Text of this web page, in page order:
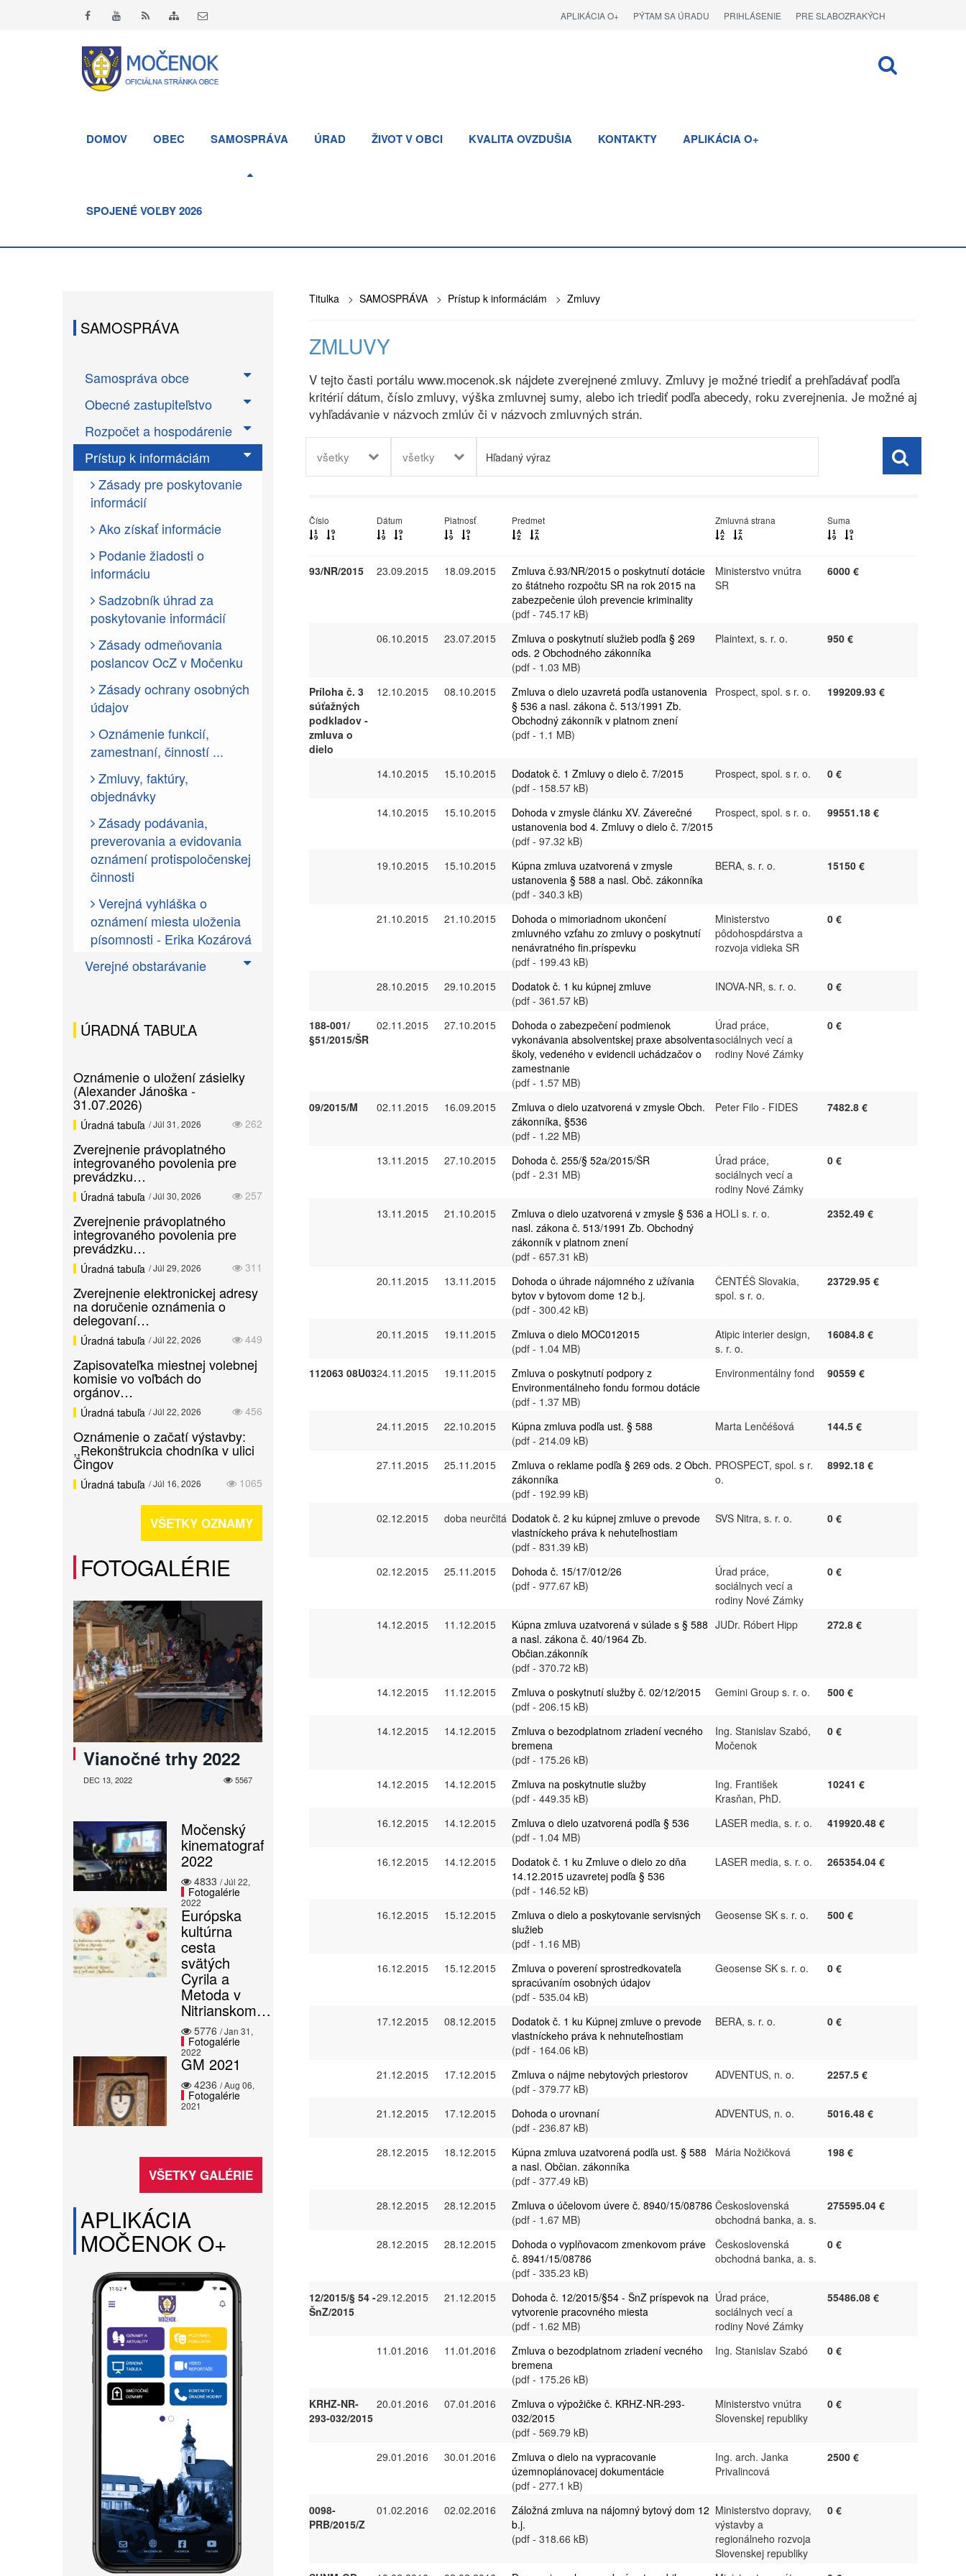
PRE SLABOZRAKÝCH
PRIHLÁSENIE
PÝTAM SA ÚRADU
APLIKÁCIA O+
DOMOV OBEC SAMOSPRÁVA ÚRAD ŽIVOT V OBCI KVALITA OVZDUŠIA KONTAKTY APLIKÁCIA O+
SPOJENÉ VOĽBY 2026
Titulka> SAMOSPRÁVA> Prístup k informáciám > Zmluvy
ZMLUVY
V tejto časti portálu www.mocenok.sk nájdete zverejnené zmluvy. Zmluvy je možné triediť a prehľadávať podľa
kritérií dátum, číslo zmluvy, výška zmluvnej sumy, alebo ich triediť podľa abecedy, roku zverejnenia. Je možné aj
vyhľadávanie v názvoch zmlúv či v názvoch zmluvných strán.
všetky všetky
Číslo Dátum Platnosť Predmet Zmluvná strana Suma
93/NR/2015 23.09.2015 18.09.2015
Zmluva č.93/NR/2015 o poskytnutí dotácie
zo štátneho rozpočtu SR na rok 2015 na
zabezpečenie úloh prevencie kriminality
(pdf - 745.17 kB)
Ministerstvo vnútra
SR
6000 €
06.10.2015 23.07.2015
Zmluva o poskytnutí služieb podľa § 269
ods. 2 Obchodného zákonníka
(pdf - 1.03 MB)
Plaintext, s. r. o. 950 €
Príloha č. 3
súťažných
podkladov -
zmluva o
dielo
12.10.2015 08.10.2015
Zmluva o dielo uzavretá podľa ustanovenia
§ 536 a nasl. zákona č. 513/1991 Zb.
Obchodný zákonník v platnom znení
(pdf - 1.1 MB)
Prospect, spol. s r. o. 199209.93 €
14.10.2015 15.10.2015
Dodatok č. 1 Zmluvy o dielo č. 7/2015
(pdf - 158.57 kB)
Prospect, spol. s r. o. 0 €
14.10.2015 15.10.2015
Dohoda v zmysle článku XV. Záverečné
ustanovenia bod 4. Zmluvy o dielo č. 7/2015
(pdf - 97.32 kB)
Prospect, spol. s r. o. 99551.18 €
19.10.2015 15.10.2015
Kúpna zmluva uzatvorená v zmysle
ustanovenia § 588 a nasl. Obč. zákonníka
(pdf - 340.3 kB)
BERA, s. r. o. 15150 €
21.10.2015 21.10.2015
Dohoda o mimoriadnom ukončení
zmluvného vzťahu zo zmluvy o poskytnutí
nenávratného fin.príspevku
(pdf - 199.43 kB)
Ministerstvo
pôdohospdárstva a
rozvoja vidieka SR
0 €
28.10.2015 29.10.2015
Dodatok č. 1 ku kúpnej zmluve
(pdf - 361.57 kB)
INOVA-NR, s. r. o. 0 €
188-001/
§51/2015/ŠR
02.11.2015 27.10.2015
Dohoda o zabezpečení podmienok
vykonávania absolventskej praxe absolventa
školy, vedeného v evidencii uchádzačov o
zamestnanie
(pdf - 1.57 MB)
Úrad práce,
sociálnych vecí a
rodiny Nové Zámky
0 €
09/2015/M 02.11.2015 16.09.2015
Zmluva o dielo uzatvorená v zmysle Obch.
zákonníka, §536
(pdf - 1.22 MB)
Peter Filo - FIDES 7482.8 €
13.11.2015 27.10.2015
Dohoda č. 255/§ 52a/2015/ŠR
(pdf - 2.31 MB)
Úrad práce,
sociálnych vecí a
rodiny Nové Zámky
0 €
13.11.2015 21.10.2015
Zmluva o dielo uzatvorená v zmysle § 536 a
nasl. zákona č. 513/1991 Zb. Obchodný
zákonník v platnom znení
(pdf - 657.31 kB)
HOLI s. r. o. 2352.49 €
20.11.2015 13.11.2015
Dohoda o úhrade nájomného z užívania
bytov v bytovom dome 12 b.j.
(pdf - 300.42 kB)
ČENTÉŠ Slovakia,
spol. s r. o.
23729.95 €
20.11.2015 19.11.2015
Zmluva o dielo MOC012015
(pdf - 1.04 MB)
Atipic interier design,
s. r. o.
16084.8 €
112063 08U0324.11.2015 19.11.2015
Zmluva o poskytnutí podpory z
Environmentálneho fondu formou dotácie
(pdf - 1.37 MB)
Environmentálny fond 90559 €
24.11.2015 22.10.2015
Kúpna zmluva podľa ust. § 588
(pdf - 214.09 kB)
Marta Lenčéšová 144.5 €
27.11.2015 25.11.2015
Zmluva o reklame podľa § 269 ods. 2 Obch.
zákonníka
(pdf - 192.99 kB)
PROSPECT, spol. s r.
o.
8992.18 €
02.12.2015 doba neurčitá Dodatok č. 2 ku kúpnej zmluve o prevode
vlastníckeho práva k nehuteľnostiam
(pdf - 831.39 kB)
SVS Nitra, s. r. o. 0 €
02.12.2015 25.11.2015
Dohoda č. 15/17/012/26
(pdf - 977.67 kB)
Úrad práce,
sociálnych vecí a
rodiny Nové Zámky
0 €
14.12.2015 11.12.2015
Kúpna zmluva uzatvorená v súlade s § 588
a nasl. zákona č. 40/1964 Zb.
Občian.zákonník
(pdf - 370.72 kB)
JUDr. Róbert Hipp 272.8 €
14.12.2015 11.12.2015
Zmluva o poskytnutí služby č. 02/12/2015
(pdf - 206.15 kB)
Gemini Group s. r. o. 500 €
14.12.2015 14.12.2015
Zmluva o bezodplatnom zriadení vecného
bremena
(pdf - 175.26 kB)
Ing. Stanislav Szabó,
Močenok
0 €
14.12.2015 14.12.2015
Zmluva na poskytnutie služby
(pdf - 449.35 kB)
Ing. František
Krasňan, PhD.
10241 €
16.12.2015 14.12.2015
Zmluva o dielo uzatvorená podľa § 536
(pdf - 1.04 MB)
LASER media, s. r. o. 419920.48 €
16.12.2015 14.12.2015
Dodatok č. 1 ku Zmluve o dielo zo dňa
14.12.2015 uzavretej podľa § 536
(pdf - 146.52 kB)
LASER media, s. r. o. 265354.04 €
16.12.2015 15.12.2015
Zmluva o dielo a poskytovanie servisných
služieb
(pdf - 1.16 MB)
Geosense SK s. r. o. 500 €
16.12.2015 15.12.2015
Zmluva o poverení sprostredkovateľa
spracúvaním osobných údajov
(pdf - 535.04 kB)
Geosense SK s. r. o. 0 €
17.12.2015 08.12.2015
Dodatok č. 1 ku Kúpnej zmluve o prevode
vlastníckeho práva k nehnuteľnostiam
(pdf - 164.06 kB)
BERA, s. r. o. 0 €
21.12.2015 17.12.2015
Zmluva o nájme nebytových priestorov
(pdf - 379.77 kB)
ADVENTUS, n. o. 2257.5 €
21.12.2015 17.12.2015
Dohoda o urovnaní
(pdf - 236.87 kB)
ADVENTUS, n. o. 5016.48 €
28.12.2015 18.12.2015
Kúpna zmluva uzatvorená podľa ust. § 588
a nasl. Občian. zákonníka
(pdf - 377.49 kB)
Mária Nožičková 198 €
28.12.2015 28.12.2015
Zmluva o účelovom úvere č. 8940/15/08786
(pdf - 1.67 MB)
Československá
obchodná banka, a. s.
275595.04 €
28.12.2015 28.12.2015
Dohoda o vyplňovacom zmenkovom práve
č. 8941/15/08786
(pdf - 335.23 kB)
Československá
obchodná banka, a. s.
0 €
12/2015/§ 54 -
ŠnZ/2015
29.12.2015 21.12.2015
Dohoda č. 12/2015/§54 - ŠnZ príspevok na
vytvorenie pracovného miesta
(pdf - 1.62 MB)
Úrad práce,
sociálnych vecí a
rodiny Nové Zámky
55486.08 €
11.01.2016 11.01.2016
Zmluva o bezodplatnom zriadení vecného
bremena
(pdf - 175.26 kB)
Ing. Stanislav Szabó 0 €
KRHZ-NR-
293-032/2015
20.01.2016 07.01.2016
Zmluva o výpožičke č. KRHZ-NR-293-
032/2015
(pdf - 569.79 kB)
Ministerstvo vnútra
Slovenskej republiky
0 €
29.01.2016 30.01.2016
Zmluva o dielo na vypracovanie
územnoplánovacej dokumentácie
(pdf - 277.1 kB)
Ing. arch. Janka
Privalincová
2500 €
0098-
PRB/2015/Z
01.02.2016 02.02.2016
Záložná zmluva na nájomný bytový dom 12
b.j.
(pdf - 318.66 kB)
Ministerstvo dopravy,
výstavby a
regionálneho rozvoja
Slovenskej republiky
0 €
SAMOSPRÁVA
Samospráva obce
Obecné zastupiteľstvo
Rozpočet a hospodárenie
Prístup k informáciám
Zásady pre poskytovanie
informácií
Ako získať informácie
Podanie žiadosti o
informáciu
Sadzobník úhrad za
poskytovanie informácií
Zásady odmeňovania
poslancov OcZ v Močenku
Zásady ochrany osobných
údajov
Oznámenie funkcií,
zamestnaní, činností ...
Zmluvy, faktúry,
objednávky
Zásady podávania,
preverovania a evidovania
oznámení protispoločenskej
činnosti
Verejná vyhláška o
oznámení miesta uloženia
písomnosti - Erika Kozárová
Verejné obstarávanie
ÚRADNÁ TABUĽA
Oznámenie o uložení zásielky
(Alexander Jánoška -
31.07.2026)
262
Úradná tabuľa / Júl 31, 2026
Zverejnenie právoplatného
integrovaného povolenia pre
prevádzku…
257
Úradná tabuľa / Júl 30, 2026
Zverejnenie právoplatného
integrovaného povolenia pre
prevádzku…
311
Úradná tabuľa / Júl 29, 2026
Zverejnenie elektronickej adresy
na doručenie oznámenia o
delegovaní…
449
Úradná tabuľa / Júl 22, 2026
Zapisovateľka miestnej volebnej
komisie vo voľbách do
orgánov…
456
Úradná tabuľa / Júl 22, 2026
Oznámenie o začatí výstavby:
,,Rekonštrukcia chodníka v ulici
Čingov
1065
Úradná tabuľa / Júl 16, 2026
VŠETKY OZNAMY
FOTOGALÉRIE
Vianočné trhy 2022
5567
DEC 13, 2022
Močenský
kinematograf
2022
4833
Fotogalérie
/ Júl 22,
2022
Európska
kultúrna
cesta
svätých
Cyrila a
Metoda v
Nitrianskom…
5776
Fotogalérie
/ Jan 31,
2022
GM 2021
4236
Fotogalérie
/ Aug 06,
2021
VŠETKY GALÉRIE
APLIKÁCIA
MOČENOK O+